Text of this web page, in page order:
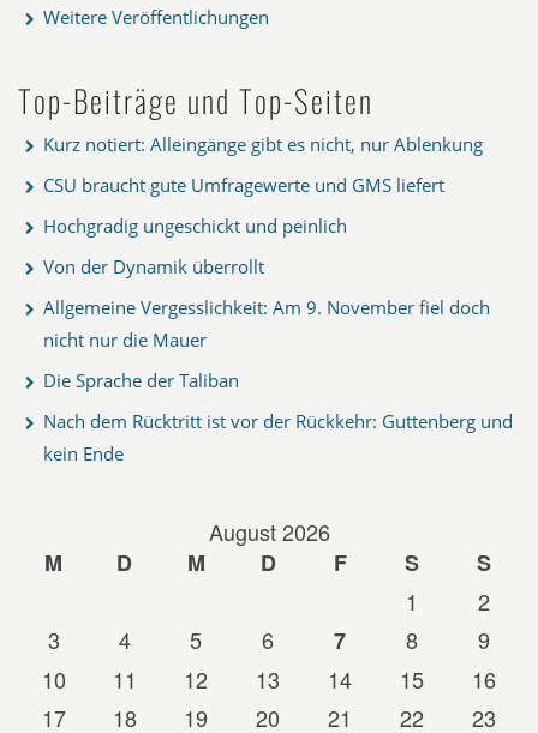
Weitere Veröffentlichungen
Top-Beiträge und Top-Seiten
Kurz notiert: Alleingänge gibt es nicht, nur Ablenkung
CSU braucht gute Umfragewerte und GMS liefert
Hochgradig ungeschickt und peinlich
Von der Dynamik überrollt
Allgemeine Vergesslichkeit: Am 9. November fiel doch
nicht nur die Mauer
Die Sprache der Taliban
Nach dem Rücktritt ist vor der Rückkehr: Guttenberg und
kein Ende
August 2026
M
D M D F S
S
1
2
3
4 5 6 7 8
9
10
11 12 13 14 15
16
17
18 19 20 21 22 23